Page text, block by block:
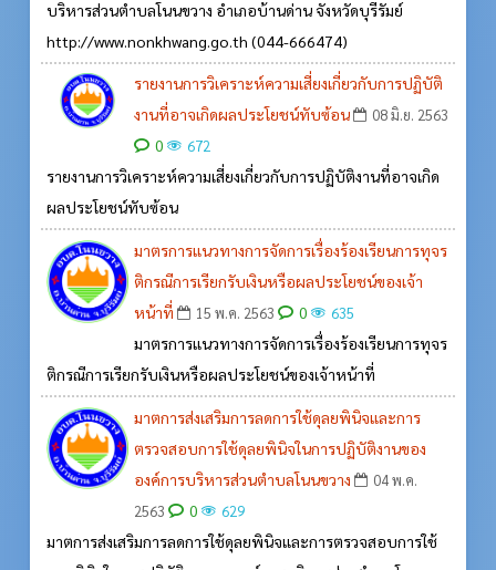
บริหารส่วนตำบลโนนขวาง อำเภอบ้านด่าน จังหวัดบุรีรัมย์
http://www.nonkhwang.go.th (044-666474)
รายงานการวิเคราะห์ความเสี่ยงเกี่ยวกับการปฏิบัติ
งานที่อาจเกิดผลประโยชน์ทับซ้อน
08 มิ.ย. 2563
0 672
รายงานการวิเคราะห์ความเสี่ยงเกี่ยวกับการปฏิบัติงานที่อาจเกิด
ผลประโยชน์ทับซ้อน
มาตรการแนวทางการจัดการเรื่องร้องเรียนการทุจร
ติกรณีการเรียกรับเงินหรือผลประโยชน์ของเจ้า
หน้าที่
15 พ.ค. 2563 0 635
มาตรการแนวทางการจัดการเรื่องร้องเรียนการทุจร
ติกรณีการเรียกรับเงินหรือผลประโยชน์ของเจ้าหน้าที่
มาตการส่งเสริมการลดการใช้ดุลยพินิจและการ
ตรวจสอบการใช้ดุลยพินิจในการปฏิบัติงานของ
องค์การบริหารส่วนตำบลโนนขวาง
04 พ.ค.
2563
0 629
มาตการส่งเสริมการลดการใช้ดุลยพินิจและการตรวจสอบการใช้